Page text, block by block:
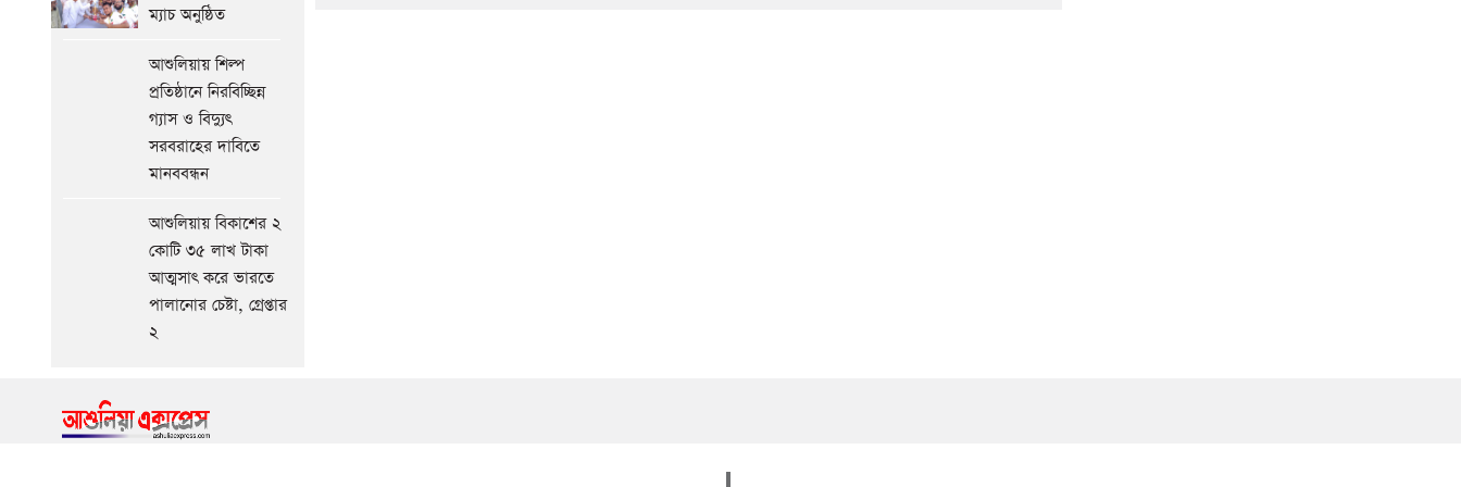
অনুষ্ঠিত
ম্যাচ অনুষ্ঠিত
আশুলিয়ায় শিল্প
প্রতিষ্ঠানে নিরবিচ্ছিন্ন
গ্যাস ও বিদ্যুৎ
সরবরাহের দাবিতে
মানববন্ধন
আশুলিয়ায় বিকাশের ২
কোটি ৩৫ লাখ টাকা
আত্মসাৎ করে ভারতে
পালানোর চেষ্টা, গ্রেপ্তার
২